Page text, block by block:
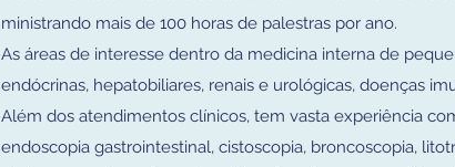
ministrando mais de 100 horas de palestras por ano.
As áreas de interesse dentro da medicina interna de
endócrinas, hepatobiliares, renais e urológicas, doenças
Além dos atendimentos clínicos, tem vasta experiência
endoscopia gastrointestinal, cistoscopia, broncoscopia,